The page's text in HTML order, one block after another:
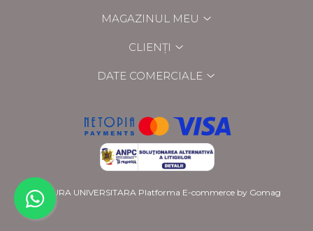
MAGAZINUL MEU
CLIENȚI
DATE COMERCIALE
EDITURA UNIVERSITARA Platforma E-commerce by Gomag